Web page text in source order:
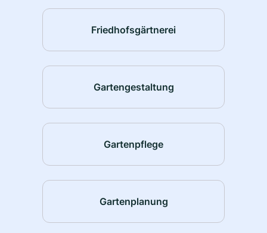
Friedhofsgärtnerei
Gartengestaltung
Gartenpflege
Gartenplanung